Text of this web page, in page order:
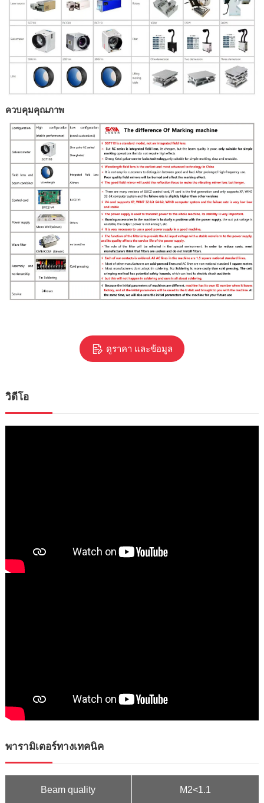
ควบคุมคุณภาพ
ดูราคา และข้อมูล
วิดีโอ
พารามิเตอร์ทางเทคนิค
Beam quality M2<1.1